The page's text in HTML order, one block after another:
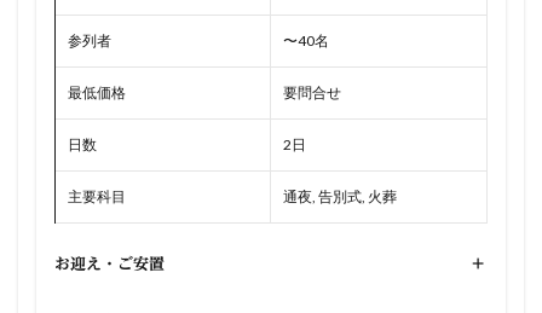
参列者 〜40名
最低価格 要問合せ
日数 2日
主要科目 通夜, 告別式, 火葬
お迎え・ご安置 +